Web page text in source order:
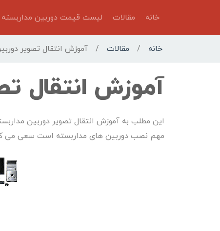
خانه مقالات لیست قیمت دوربین مداربسته
خانه / مقالات / آموزش انتقال تصویر
آموزش انتقال
این مطلب به آموزش انتقال تصویر دوربین
مهم نصب دوربین های مداربسته است سعی می